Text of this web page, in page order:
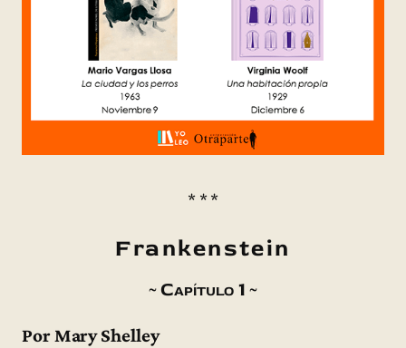
* * *
Frankenstein
~ Capítulo 1 ~
Por Mary Shelley